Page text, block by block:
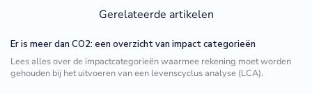
Gerelateerde artikelen
Er is meer dan CO2: een overzicht van impact categorieën
Lees alles over de impactcategorieën waarmee rekening moet worden
gehouden bij het uitvoeren van een levenscyclus analyse (LCA).